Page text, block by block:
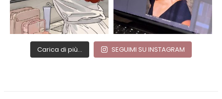
Carica di più... SEGUIMI SU INSTAGRAM